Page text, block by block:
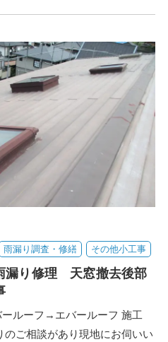
雨漏り調査・修繕 その他小工事
漏り修理 天窓撤去後部
ーフ→エバールーフ 施工